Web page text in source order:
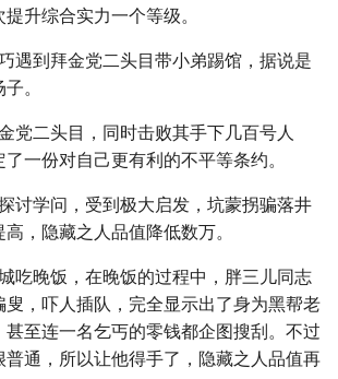
升综合实力一个等级。
遇到拜金党二头目带小弟踢馆，据说是
。
党二头目，同时击败其手下几百号人
一份对自己更有利的不平等条约。
讨学问，受到极大启发，坑蒙拐骗落井
，隐藏之人品值降低数万。
吃晚饭，在晚饭的过程中，胖三儿同志
叟，吓人插队，完全显示出了身为黑帮老
甚至连一名乞丐的零钱都企图搜刮。不过
普通，所以让他得手了，隐藏之人品值再